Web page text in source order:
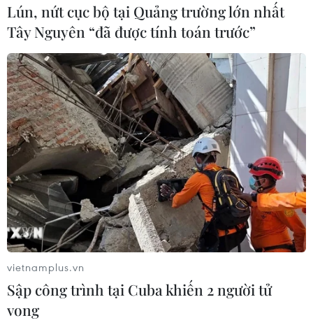
Lún, nứt cục bộ tại Quảng trường lớn nhất
Tây Nguyên “đã được tính toán trước”
vietnamplus.vn
Sập công trình tại Cuba khiến 2 người tử
vong